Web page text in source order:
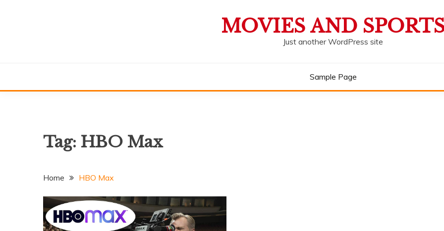
MOVIES AND
Just another WordPress site
Sample Page
Tag: HBO Max
Home HBO Max